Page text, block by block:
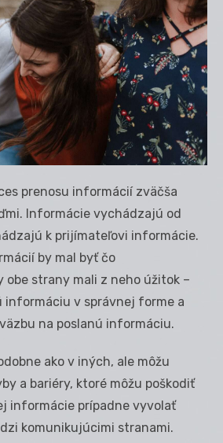
prenosu informácií zväčša
Informácie vychádzajú od
k prijímateľovi informácie.
by mal byť čo
strany mali z neho úžitok –
informáciu v správnej forme a
na poslanú informáciu.
ako v iných, ale môžu
a bariéry, ktoré môžu poškodiť
informácie prípadne vyvolať
komunikujúcimi stranami.